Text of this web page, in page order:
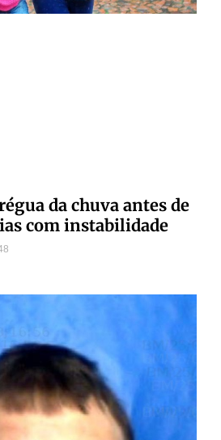
da chuva antes de
com instabilidade